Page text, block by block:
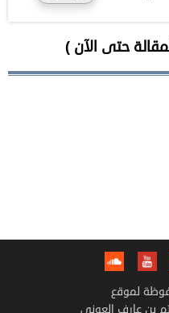
حتى الآن )
لموقع
بن عارف العوني